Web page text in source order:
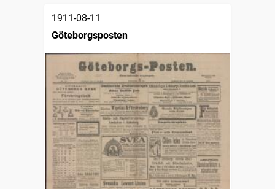
1911-08-11
Göteborgsposten